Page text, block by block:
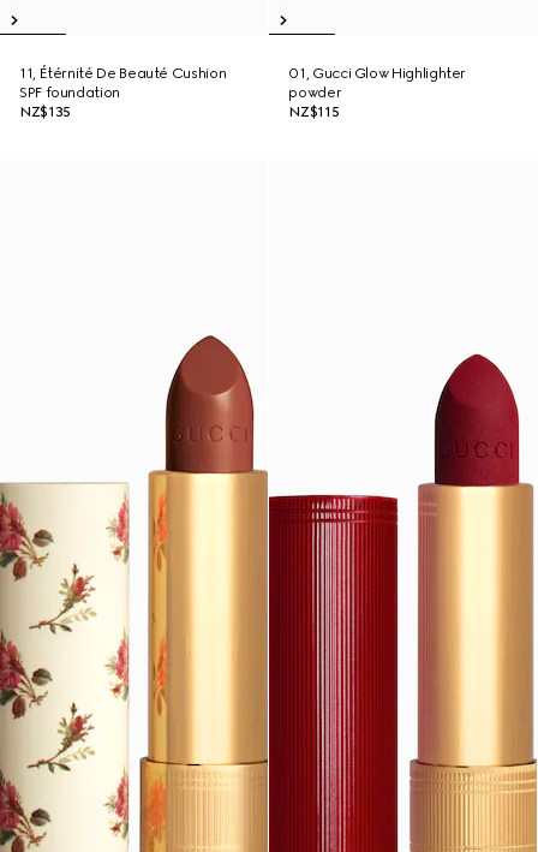
11, Étérnité De Beauté Cushion
SPF foundation
NZ$135
01, Gucci Glow Highlighter
powder
NZ$115